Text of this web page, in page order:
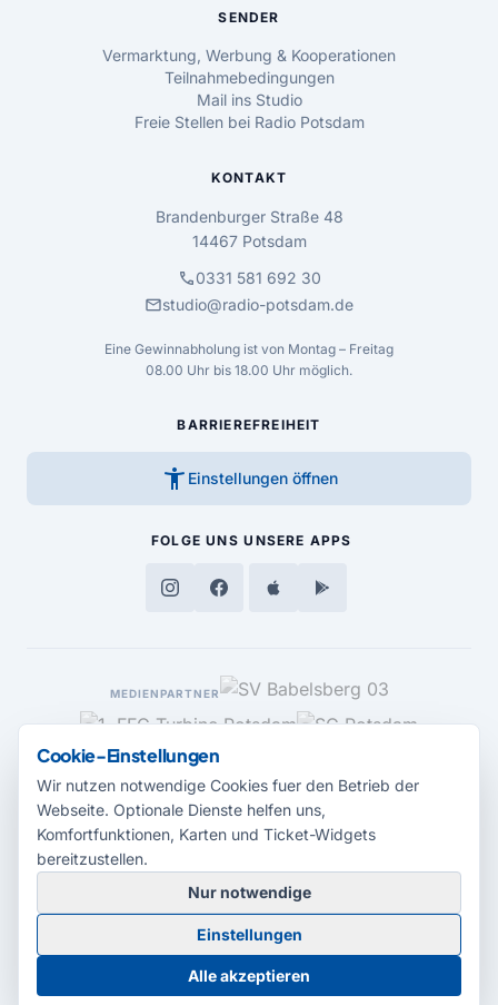
SENDER
Vermarktung, Werbung & Kooperationen
Teilnahmebedingungen
Mail ins Studio
Freie Stellen bei Radio Potsdam
KONTAKT
Brandenburger Straße 48
14467 Potsdam
call0331 581 692 30
mailstudio@radio-potsdam.de
Eine Gewinnabholung ist von Montag – Freitag
08.00 Uhr bis 18.00 Uhr möglich.
BARRIEREFREIHEIT
accessibility_new Einstellungen öffnen
FOLGE UNS UNSERE APPS
MEDIENPARTNER
© 2026 Radio Potsdam. Webseite entwickelt durch dieMedienagentur
Babelsberg
BarrierefreiheitserklärungAGBDatenschutzImpressum
Cookie-Einstellungen
Cookie-Einstellungen
Wir nutzen notwendige Cookies fuer den Betrieb der
Webseite. Optionale Dienste helfen uns,
Komfortfunktionen, Karten und Ticket-Widgets
bereitzustellen.
Nur notwendige
Einstellungen
Alle akzeptieren